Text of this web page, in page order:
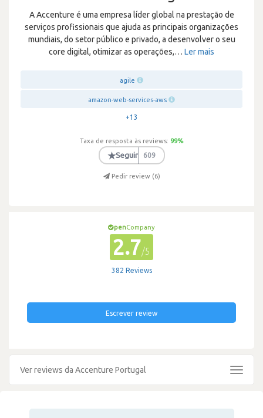
A Accenture é uma empresa líder global na prestação de
serviços profissionais que ajuda as principais organizações
mundiais, do setor público e privado, a desenvolver o seu
core digital, otimizar as operações,… Ler mais
agile
amazon-web-services-aws
+13
Taxa de resposta às reviews: 99%
★Seguir 609
Pedir review (6)
penCompany
2.7/5
382 Reviews
Escrever review
Ver reviews da Accenture Portugal
Toggle